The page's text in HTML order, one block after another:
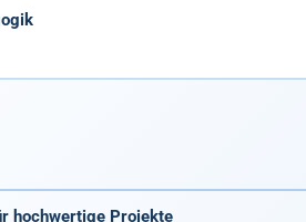
hochwertige Projekte